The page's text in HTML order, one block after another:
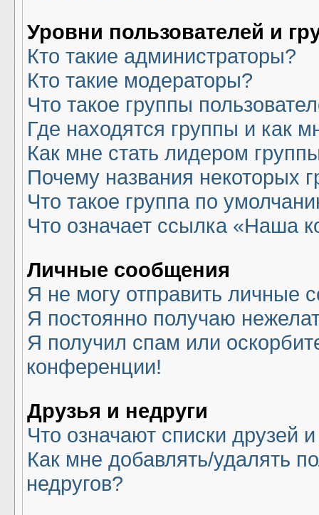
Уровни пользователей и
Кто такие администраторы?
Кто такие модераторы?
Что такое группы
Где находятся группы и как
Как мне стать лидером
Почему названия некоторых
Что такое группа по
Что означает ссылка «Наша
Личные сообщения
Я не могу отправить личные
Я постоянно получаю
Я получил спам или
конференции!
Друзья и недруги
Что означают списки друзей
Как мне добавлять/удалять
недругов?